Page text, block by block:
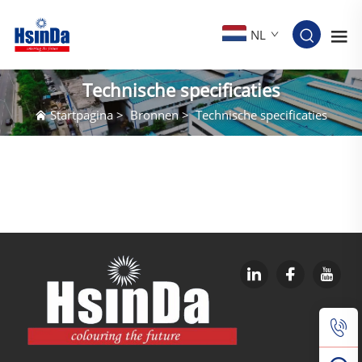
NL
Technische specificaties
Startpagina>Bronnen>Technische specificaties